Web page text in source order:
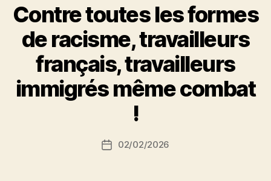
Contre toutes les formes
de racisme, travailleurs
français, travailleurs
immigrés même combat
!
Auteur
de
a
N
Date02/02/2026